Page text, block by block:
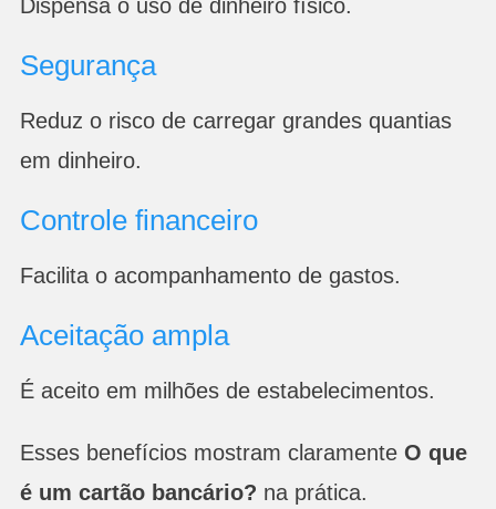
Dispensa o uso de dinheiro físico.
Segurança
Reduz o risco de carregar grandes quantias
em dinheiro.
Controle financeiro
Facilita o acompanhamento de gastos.
Aceitação ampla
É aceito em milhões de estabelecimentos.
Esses benefícios mostram claramente O que
é um cartão bancário? na prática.